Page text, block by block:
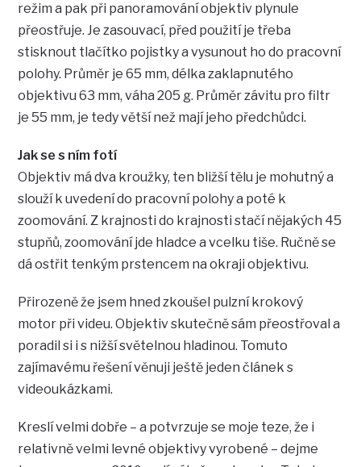
režim a pak při panoramování objektiv plynule
přeostřuje. Je zasouvací, před použití je třeba
stisknout tlačítko pojistky a vysunout ho do pracovní
polohy. Průměr je 65 mm, délka zaklapnutého
objektivu 63 mm, váha 205 g. Průměr závitu pro filtr
je 55 mm, je tedy větší než mají jeho předchůdci.
Jak se s ním fotí
Objektiv má dva kroužky, ten bližší tělu je mohutný a
slouží k uvedení do pracovní polohy a poté k
zoomování. Z krajnosti do krajnosti stačí nějakých 45
stupňů, zoomování jde hladce a vcelku tiše. Ručně se
dá ostřit tenkým prstencem na okraji objektivu.
Přirozeně že jsem hned zkoušel pulzní krokový
motor při videu. Objektiv skutečně sám přeostřoval a
poradil si i s nižší světelnou hladinou. Tomuto
zajímavému řešení věnuji ještě jeden článek s
videoukázkami.
Kreslí velmi dobře – a potvrzuje se moje teze, že i
relativně velmi levné objektivy vyrobené – dejme